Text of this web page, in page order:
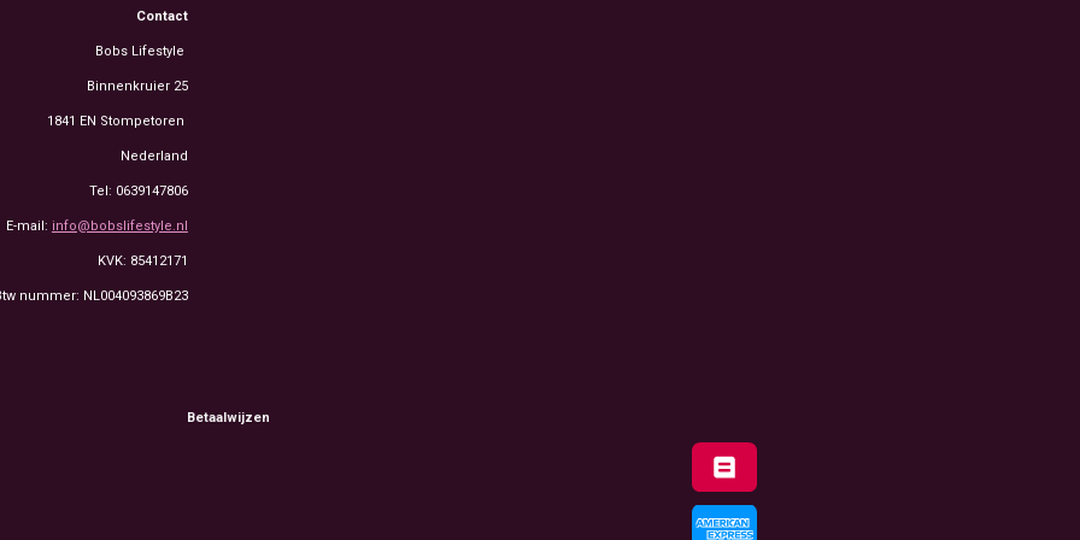
Contact
Bobs Lifestyle
Binnenkruier 25
1841 EN Stompetoren
Nederland
Tel: 0639147806
E-mail: info@bobslifestyle.nl
KVK: 85412171
nummer: NL004093869B23
Betaalwijzen